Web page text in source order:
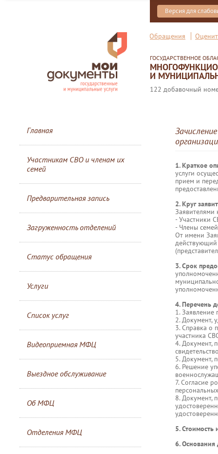
Версия для
Обращения
ГОСУДАРСТВЕННОЕ
И
122 добавочный
Главная
Участникам СВО и членам их
семей
Предварительная запись
Загруженность отделений
Статус обращения
Услуги
Список услуг
Видеоприемная МФЦ
Выездное обслуживание
Об МФЦ
Отделения МФЦ
1. Краткое
услуги
прием и
2. Круг
Заявителями
- Участники
- Члены
От имени
действующий
3. Срок
4. Перечень
1. Заявление
2. Документ,
3. Справка о
участника
4. Документ,
5. Документ,
6. Решение
7. Согласие
8. Документ,
5. Стоимость
6. Основания